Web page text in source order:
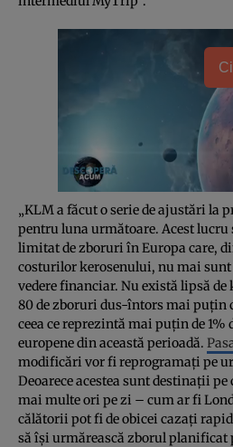
„KLM a făcut o serie de ajustări la
pentru luna următoare. Acest lucru
limitat de zboruri în Europa care,
costurilor kerosenului, nu mai
vedere financiar. Nu există lipsă de
80 de zboruri dus-întors mai puțin
ceea ce reprezintă mai puțin de 1%
europene din această perioadă.
modificări vor fi reprogramați pe
Deoarece acestea sunt destinații pe
mai multe ori pe zi – cum ar fi
călătorii pot fi de obicei cazați
să își urmărească zborul